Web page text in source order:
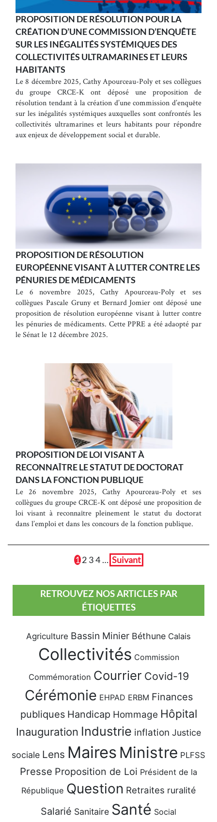
PROPOSITION DE RÉSOLUTION POUR LA
CRÉATION D’UNE COMMISSION D’ENQUÊTE
SUR LES INÉGALITÉS SYSTÉMIQUES DES
COLLECTIVITÉS ULTRAMARINES ET LEURS
HABITANTS
Le 8 décembre 2025, Cathy Apourceau-Poly et ses collègues
du groupe CRCE-K ont déposé une proposition de
résolution tendant à la création d’une commission d’enquête
sur les inégalités systémiques auxquelles sont confrontés les
collectivités ultramarines et leurs habitants pour répondre
aux enjeux de développement social et durable.
PROPOSITION DE RÉSOLUTION
EUROPÉENNE VISANT À LUTTER CONTRE LES
PÉNURIES DE MÉDICAMENTS
Le 6 novembre 2025, Cathy Apourceau-Poly et ses
collègues Pascale Gruny et Bernard Jomier ont déposé une
proposition de résolution européenne visant à lutter contre
les pénuries de médicaments. Cette PPRE a été adaopté par
le Sénat le 12 décembre 2025.
PROPOSITION DE LOI VISANT À
RECONNAÎTRE LE STATUT DE DOCTORAT
DANS LA FONCTION PUBLIQUE
Le 26 novembre 2025, Cathy Apourceau-Poly et ses
collègues du groupe CRCE-K ont déposé une proposition de
loi visant à reconnaître pleinement le statut du doctorat
dans l’emploi et dans les concours de la fonction publique.
1 2 3 4 … Suivant
RETROUVEZ NOS ARTICLES PAR
ÉTIQUETTES
Agriculture Bassin Minier Béthune Calais
Collectivités Commission
Commémoration Courrier Covid-19
Cérémonie EHPAD ERBM Finances
publiques Handicap Hommage Hôpital
Inauguration Industrie inflation Justice
sociale Lens Maires Ministre PLFSS
Presse Proposition de Loi Président de la
République Question Retraites ruralité
Salarié Sanitaire Santé Social